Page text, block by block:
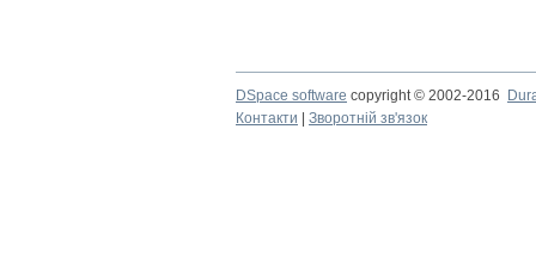
DSpace software copyright © 2002-2016
Контакти
Зворотній зв'язок